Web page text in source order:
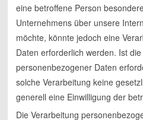
eine betroffene Person
Unternehmens über unsere
möchte, könnte jedoch eine
Daten erforderlich werden. Ist
personenbezogener Daten
solche Verarbeitung keine
generell eine Einwilligung der
Die Verarbeitung